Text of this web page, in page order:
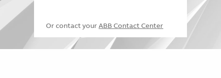
Or contact your ABB Contact Center